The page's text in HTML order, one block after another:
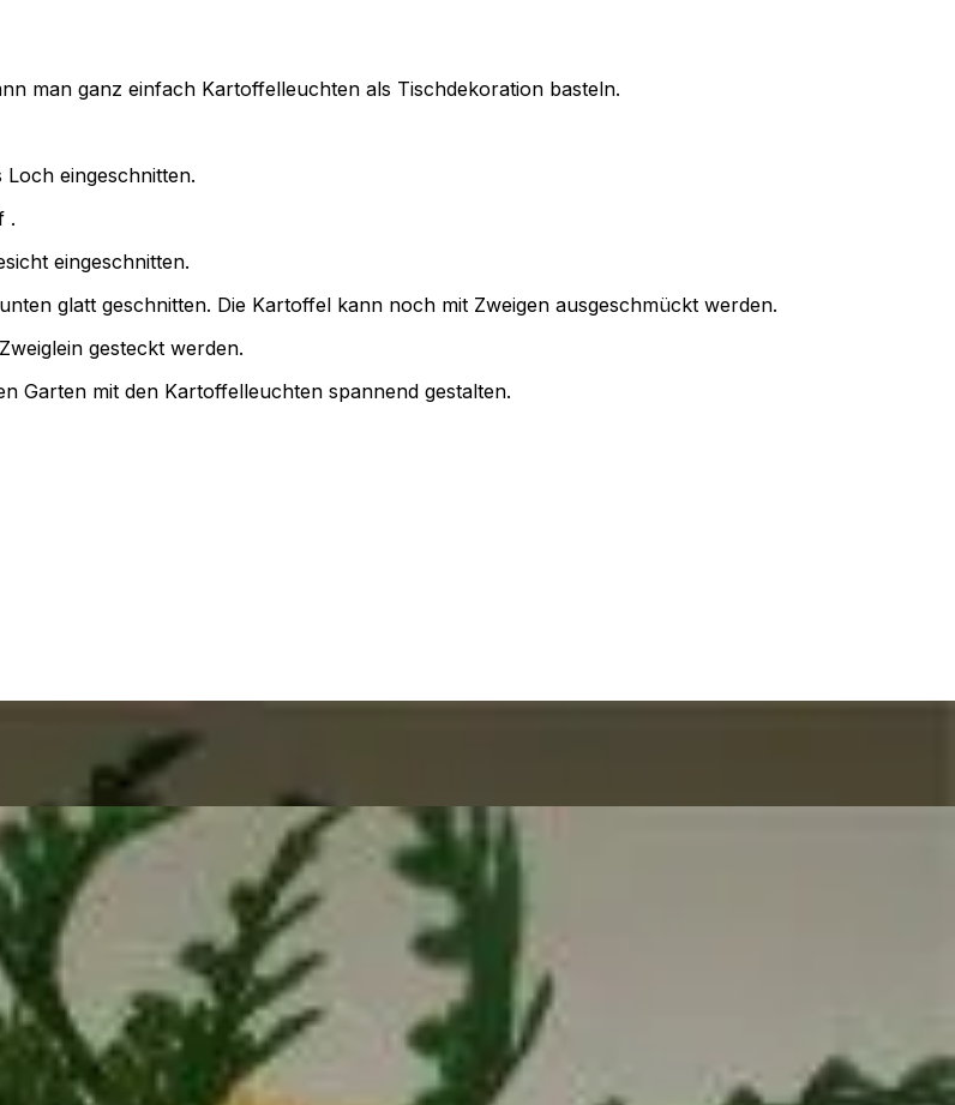
man ganz einfach Kartoffelleuchten als Tischdekoration basteln.
eingeschnitten.
.
eingeschnitten.
glatt geschnitten. Die Kartoffel kann noch mit Zweigen ausgeschmückt werden.
gesteckt werden.
Garten mit den Kartoffelleuchten spannend gestalten.